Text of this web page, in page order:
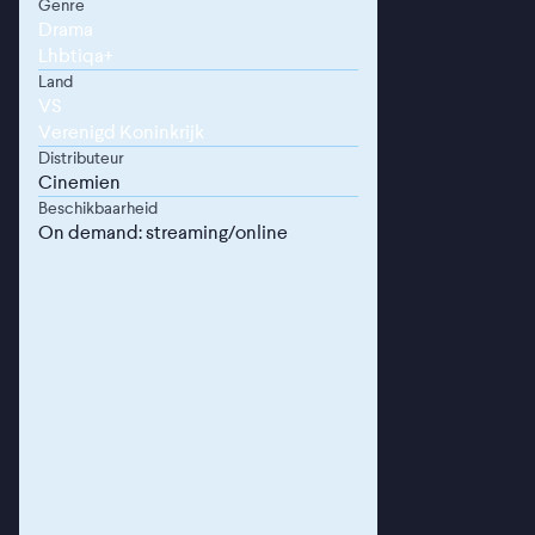
Genre
Drama
Lhbtiqa+
Land
VS
Verenigd Koninkrijk
Distributeur
Cinemien
Beschikbaarheid
On demand: streaming/online